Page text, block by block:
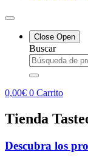
Close Open
Buscar
0,00€ 0 Carrito
Tienda
Descubra los